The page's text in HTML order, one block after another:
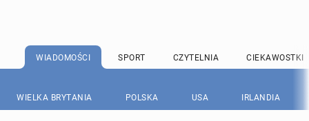
WIADOMOŚCI SPORT CZYTELNIA CIEKAWOSTKI
WIELKA BRYTANIA POLSKA USA IRLANDIA